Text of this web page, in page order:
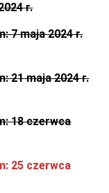
r.
7 maja 2024 r.
21 maja 2024 r.
18 czerwca
25 czerwca